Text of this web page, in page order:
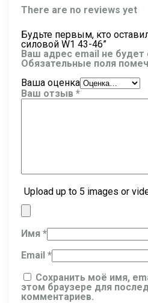
There are no reviews yet
Будьте первым, кто
силовой W1 43-46”
Ваш адрес email не будет
Обязательные поля
Ваша оценка
Ваш отзыв *
Upload up to 5 images or
Имя *
Email *
Сохранить моё имя,
этом браузере для
комментариев.